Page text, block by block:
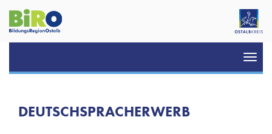
DEUTSCHSPRACHERWERB